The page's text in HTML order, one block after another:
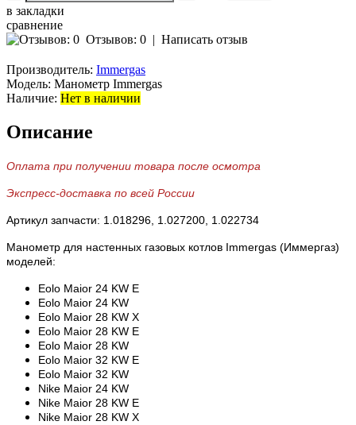
в закладки
сравнение
Отзывов: 0 | Написать отзыв
Производитель: Immergas
Модель: Манометр Immergas
Наличие: Нет в наличии
Описание
Оплата при получении товара после осмотра
Экспресс-доставка по всей России
Артикул запчасти: 1.018296, 1.027200, 1.022734
Манометр для настенных газовых котлов Immergas (Иммергаз)
моделей:
Eolo Maior 24 KW E
Eolo Maior 24 KW
Eolo Maior 28 KW X
Eolo Maior 28 KW E
Eolo Maior 28 KW
Eolo Maior 32 KW E
Eolo Maior 32 KW
Nike Maior 24 KW
Nike Maior 28 KW E
Nike Maior 28 KW X